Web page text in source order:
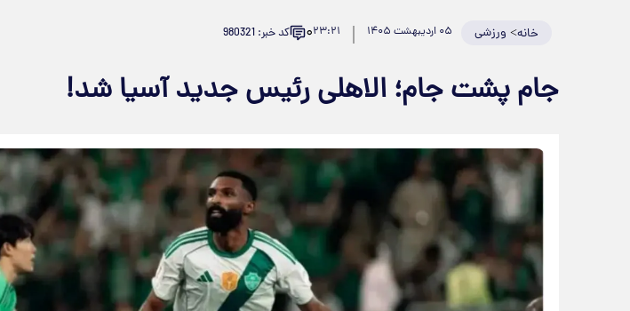
خانه> ورزشی ۰۵ اردیبهشت ۱۴۰۵ ۲۳:۲۱۰ کد خبر: 980321
جام پشت جام؛ الاهلی رئیس جدید آسیا شد!